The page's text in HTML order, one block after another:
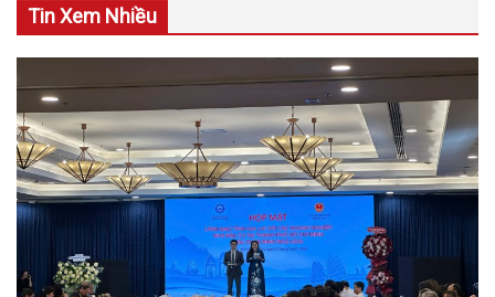
Tin Xem Nhiều